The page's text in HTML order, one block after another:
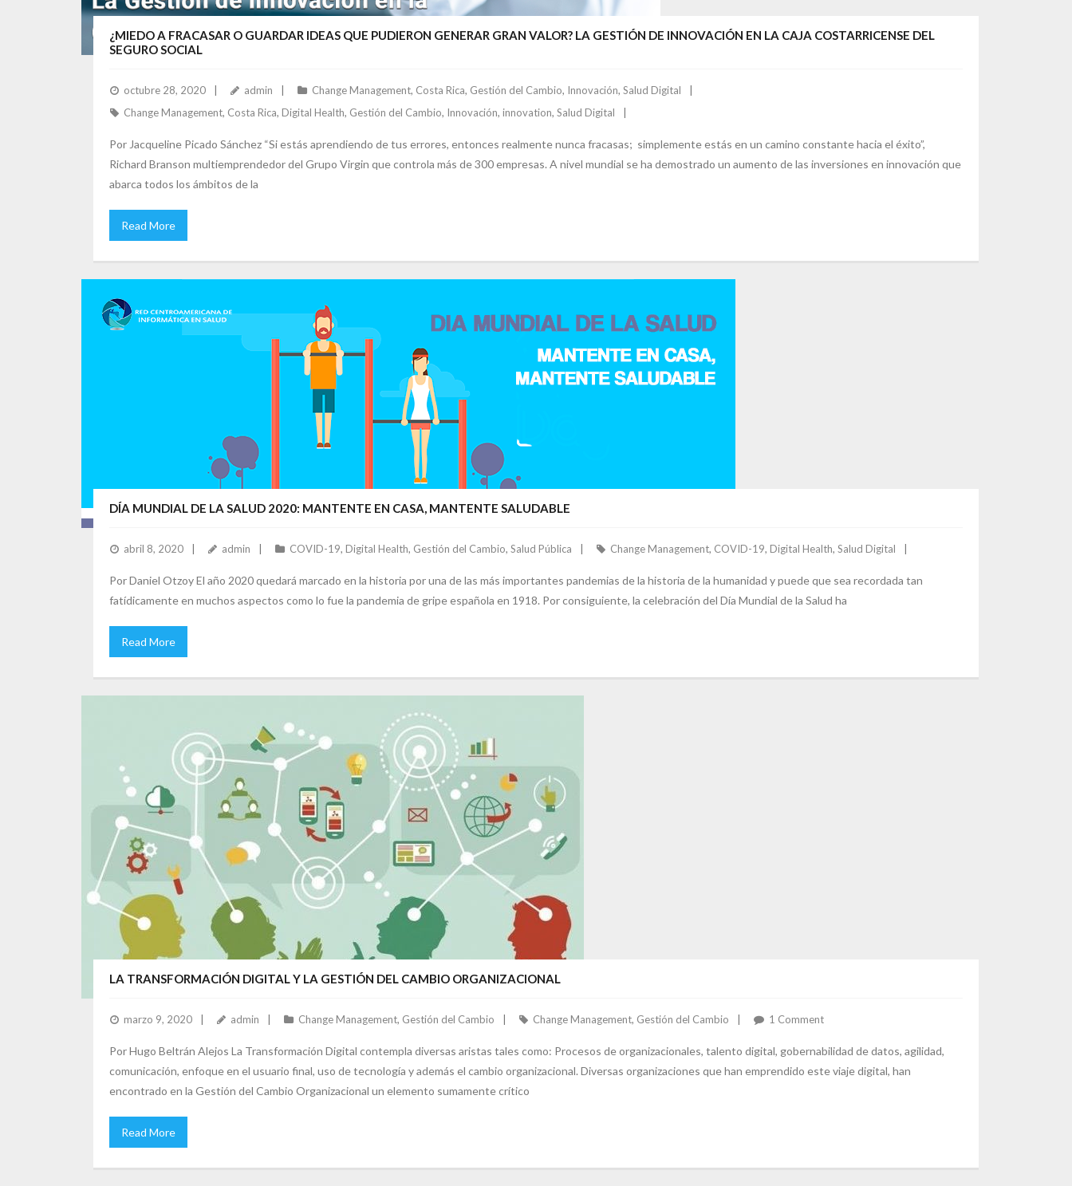
¿MIEDO A FRACASAR O GUARDAR IDEAS QUE PUDIERON GENERAR GRAN VALOR? LA GESTIÓN DE INNOVACIÓN EN LA CAJA COSTARRICENSE DEL
SEGURO SOCIAL
octubre 28, 2020 admin Change Management, Costa Rica, Gestión del Cambio, Innovación, Salud Digital
Change Management, Costa Rica, Digital Health, Gestión del Cambio, Innovación, innovation, Salud Digital
Por Jacqueline Picado Sánchez “Si estás aprendiendo de tus errores, entonces realmente nunca fracasas; simplemente estás en un camino constante hacia el éxito”,
Richard Branson multiemprendedor del Grupo Virgin que controla más de 300 empresas. A nivel mundial se ha demostrado un aumento de las inversiones en innovación que
abarca todos los ámbitos de la
Read More
DÍA MUNDIAL DE LA SALUD 2020: MANTENTE EN CASA, MANTENTE SALUDABLE
abril 8, 2020 admin COVID-19, Digital Health, Gestión del Cambio, Salud Pública Change Management, COVID-19, Digital Health, Salud Digital
Por Daniel Otzoy El año 2020 quedará marcado en la historia por una de las más importantes pandemias de la historia de la humanidad y puede que sea recordada tan
fatídicamente en muchos aspectos como lo fue la pandemia de gripe española en 1918. Por consiguiente, la celebración del Día Mundial de la Salud ha
Read More
LA TRANSFORMACIÓN DIGITAL Y LA GESTIÓN DEL CAMBIO ORGANIZACIONAL
marzo 9, 2020 admin Change Management, Gestión del Cambio Change Management, Gestión del Cambio 1 Comment
Por Hugo Beltrán Alejos La Transformación Digital contempla diversas aristas tales como: Procesos de organizacionales, talento digital, gobernabilidad de datos, agilidad,
comunicación, enfoque en el usuario final, uso de tecnología y además el cambio organizacional. Diversas organizaciones que han emprendido este viaje digital, han
encontrado en la Gestión del Cambio Organizacional un elemento sumamente crítico
Read More